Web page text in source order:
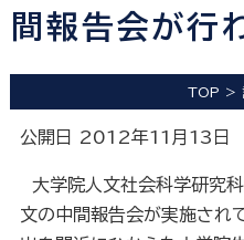
間報告会が行
TOP
公開日 2012年11月13日
大学院人文社会科学研究科
文の中間報告会が実施され